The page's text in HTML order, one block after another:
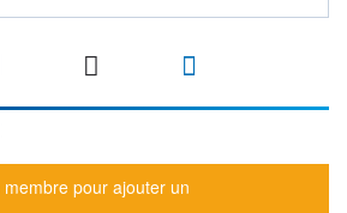
pour ajouter un